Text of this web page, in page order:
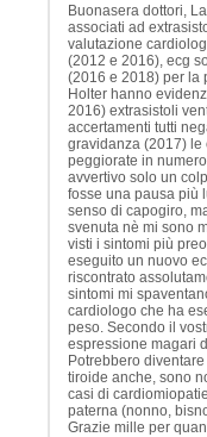
Buonasera dottori,
associati ad
valutazione
(2012 e 2016), ecg
(2016 e 2018) per la
Holter hanno
2016) extrasistoli
accertamenti tutti
gravidanza (2017) le
peggiorate in
avvertivo solo un
fosse una pausa più
senso di capogiro,
svenuta nè mi sono
visti i sintomi più
eseguito un nuovo
riscontrato
sintomi mi
cardiologo che ha
peso. Secondo il
espressione magari
Potrebbero
tiroide anche, sono
casi di
paterna (nonno,
Grazie mille per